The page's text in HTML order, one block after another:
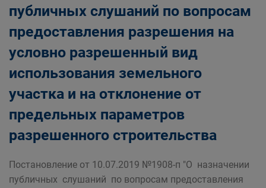
публичных слушаний по вопросам
предоставления разрешения на
условно разрешенный вид
использования земельного
участка и на отклонение от
предельных параметров
разрешенного строительства
Постановление от 10.07.2019 №1908-п "О назначении
публичных слушаний по вопросам предоставления